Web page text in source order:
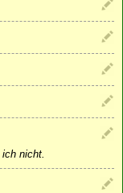
nicht.